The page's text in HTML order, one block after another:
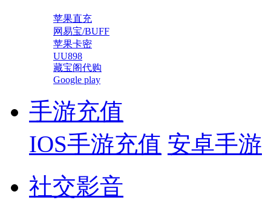
苹果直充
网易宝/BUFF
苹果卡密
UU898
藏宝阁代购
Google play
手游充值
IOS手游充值 安卓手游
社交影音